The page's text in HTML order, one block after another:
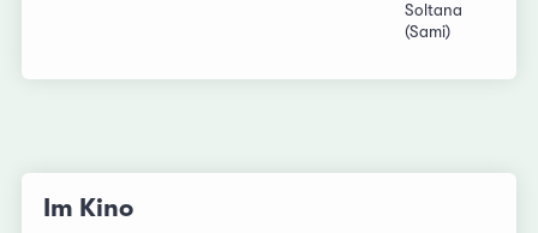
Soltana
(Sami)
Im Kino